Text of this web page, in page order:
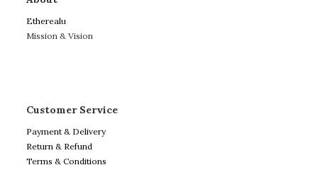
Etherealu
Mission & Vision
Customer Service
Payment & Delivery
Return & Refund
Terms & Conditions